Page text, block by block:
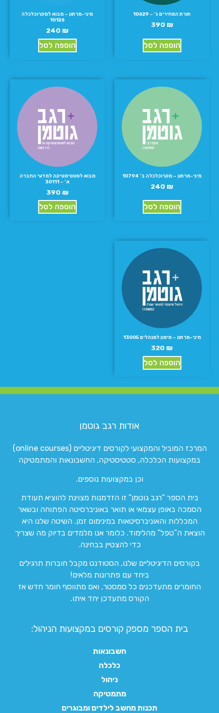
תורת המחירים ג’ – 10629
390 ₪
הוספה לסל
מיני-מרתון – מבוא למקרוכלכלה
10126
240 ₪
הוספה לסל
מיני-מרתון – מקרוכלכלה ב’ 10794
240 ₪
הוספה לסל
מבוא לסטטיסטיקה למדעי החברה
א’ – 30111
390 ₪
הוספה לסל
מיני-מרתון – מימון למנהלים 13005
320 ₪
הוספה לסל
אודות רגב גוטמן
המרכז המוביל והמקצועי לקורסים דיגיטליים (online courses)
במקצועות הכלכלה, סטטיסטיקה, החשבונאות והמתמטיקה
וכן במקצועות נוספים.
בית הספר “רגב גוטמן” זו הזדמנות מצוינת להוציא תעודת
הסמכה באופן עצמאי או תואר באוניברסיטה הפתוחה ובשאר
המכללות והאוניברסיטאות במינימום זמן. השיטה שלנו היא
הוצאת ה”טפל” מהלימוד. כלומר אנו מלמדים בדיוק מה שצריך
כדי להצטיין בבחינה.
בקורסים הדיגיטליים שלנו, הסטודנט מקבל חוברות תרגילים
ביחד עם פתרונות מלאים!
החומרים מתעדכנים כל סמסטר, ואם מתווסף חומר חדש אז
הקורס מתעדכן יחד איתו.
בית הספר מספק קורסים במקצועות הניהול:
חשבונאות
כלכלה
ניהול
מתמטיקה
תכנות מחשב לילדים ומבוגרים